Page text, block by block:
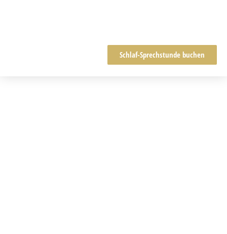
Schlaf-Sprechstunde buchen